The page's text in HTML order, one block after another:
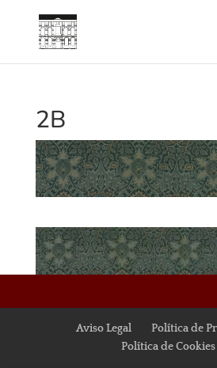
2B
Aviso Legal
Política de
Política de Cookies